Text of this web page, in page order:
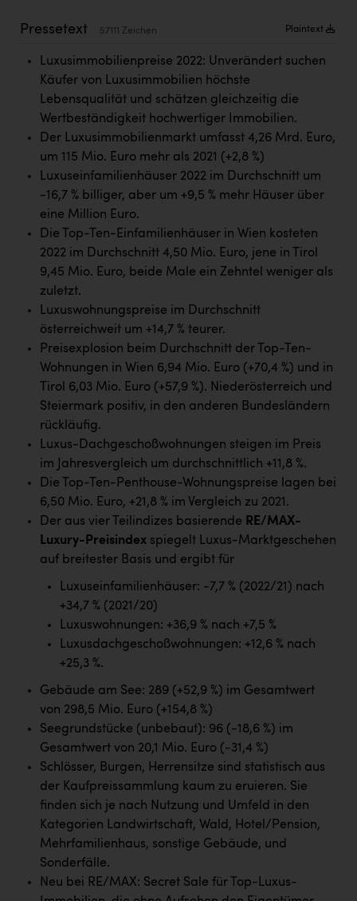
ZGONC
ZULuft - Zukunft Luft Austria
Österreichisches Hebammengremium
Dopgas
kunden basics
kontakt
Pressetext 57111 Zeichen Plaintext
Luxusimmobilienpreise 2022: Unverändert suchen
Käufer von Luxusimmobilien höchste
Lebensqualität und schätzen gleichzeitig die
Wertbeständigkeit hochwertiger Immobilien.
Der Luxusimmobilienmarkt umfasst 4,26 Mrd. Euro,
um 115 Mio. Euro mehr als 2021 (+2,8 %)
Luxuseinfamilienhäuser 2022 im Durchschnitt um
-16,7 % billiger, aber um +9,5 % mehr Häuser über
eine Million Euro.
Die Top-Ten-Einfamilienhäuser in Wien kosteten
2022 im Durchschnitt 4,50 Mio. Euro, jene in Tirol
9,45 Mio. Euro, beide Male ein Zehntel weniger als
zuletzt.
Luxuswohnungspreise im Durchschnitt
österreichweit um +14,7 % teurer.
Preisexplosion beim Durchschnitt der Top-Ten-
Wohnungen in Wien 6,94 Mio. Euro (+70,4 %) und in
Tirol 6,03 Mio. Euro (+57,9 %). Niederösterreich und
Steiermark positiv, in den anderen Bundesländern
rückläufig.
Luxus-Dachgeschoßwohnungen steigen im Preis
im Jahresvergleich um durchschnittlich +11,8 %.
Die Top-Ten-Penthouse-Wohnungspreise lagen bei
6,50 Mio. Euro, +21,8 % im Vergleich zu 2021.
Der aus vier Teilindizes basierende RE/MAX-
Luxury-Preisindex spiegelt Luxus-Marktgeschehen
auf breitester Basis und ergibt für
Luxuseinfamilienhäuser: -7,7 % (2022/21) nach
+34,7 % (2021/20)
Luxuswohnungen: +36,9 % nach +7,5 %
Luxusdachgeschoßwohnungen: +12,6 % nach
+25,3 %.
Gebäude am See: 289 (+52,9 %) im Gesamtwert
von 298,5 Mio. Euro (+154,8 %)
Seegrundstücke (unbebaut): 96 (-18,6 %) im
Gesamtwert von 20,1 Mio. Euro (-31,4 %)
Schlösser, Burgen, Herrensitze sind statistisch aus
der Kaufpreissammlung kaum zu eruieren. Sie
finden sich je nach Nutzung und Umfeld in den
Kategorien Landwirtschaft, Wald, Hotel/Pension,
Mehrfamilienhaus, sonstige Gebäude, und
Sonderfälle.
Neu bei RE/MAX: Secret Sale für Top-Luxus-